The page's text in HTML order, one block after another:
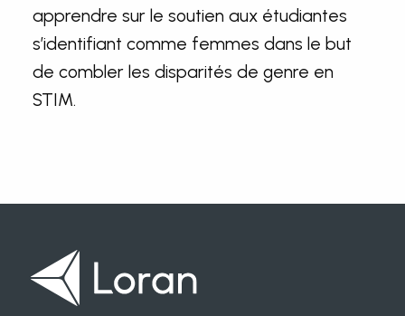
apprendre sur le soutien aux étudiantes
s’identifiant comme femmes dans le but
de combler les disparités de genre en
STIM.